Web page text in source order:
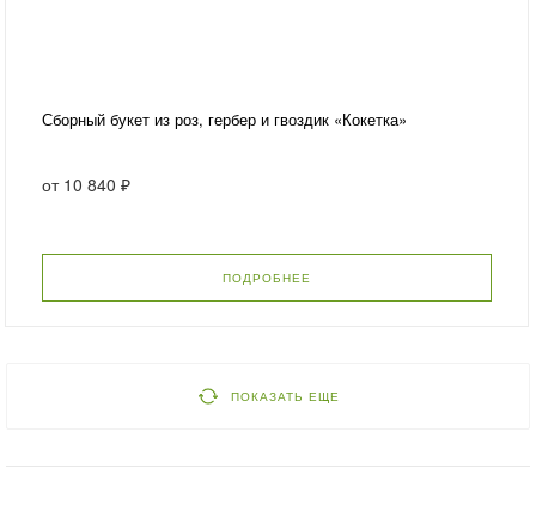
Сборный букет из роз, гербер и гвоздик «Кокетка»
от 10 840 ₽
ПОДРОБНЕЕ
ПОКАЗАТЬ ЕЩЕ